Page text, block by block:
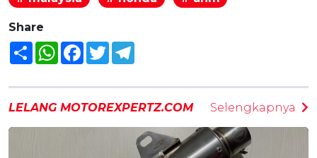
Share
Share WhatsAppFacebook
Twitter
LELANG MOTOREXPERTZ.COM Selengkapnya